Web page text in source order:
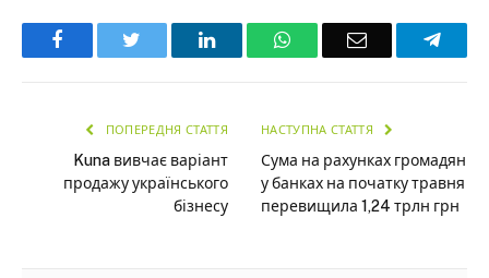
Facebook LinkedInWhatsAppEmail
ПОПЕРЕДНЯ СТАТТЯ
Kuna вивчає варіант
продажу українського
бізнесу
НАСТУПНА СТАТТЯ
Сума на рахунках громадян
у банках на початку травня
перевищила 1,24 трлн грн